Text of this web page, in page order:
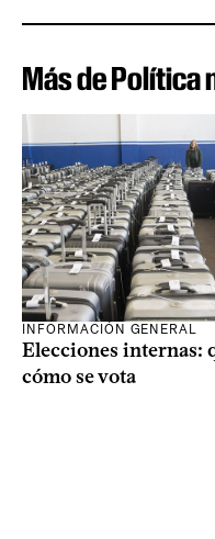
Más de Política
INFORMACIÓN GENERAL
Elecciones internas:
cómo se vota